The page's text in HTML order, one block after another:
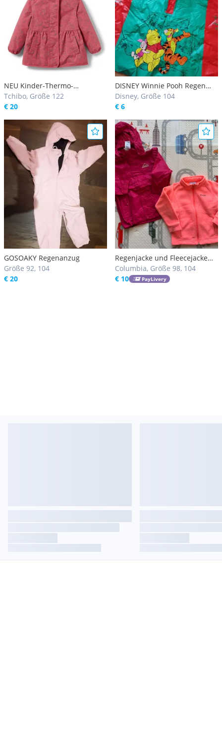
NEU Kinder-Thermo-
Regenjacke 122/128 mit
reflektierenden Elementen
Tchibo, Größe 122
€ 20
DISNEY Winnie Pooh Regen
Poncho Gr 104 Regenanzug
Regenponcho Regenjacke
Disney, Größe 104
€ 6
GOSOAKY Regenanzug
Größe 92, 104
€ 20
Regenjacke und Fleecejacke
98/104
Columbia, Größe 98, 104
€ 10
PayLivery